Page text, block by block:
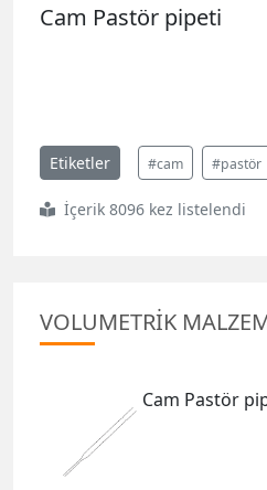
Cam Pastör pipeti
Etiketler #cam #pastör
İçerik 8096 kez listelendi
VOLUMETRİK
Cam Pastör